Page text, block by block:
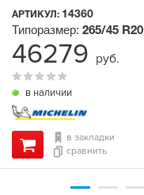
АРТИКУЛ: 14360
в наличии
Типоразмер: 265/45 R20
в закладки
сравнить
46279 руб.